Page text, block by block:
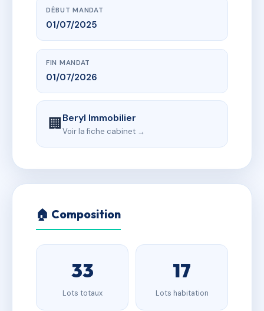
DÉBUT MANDAT
01/07/2025
FIN MANDAT
01/07/2026
🏢Beryl Immobilier
Voir la fiche cabinet →
🏠 Composition
33
Lots totaux
17
Lots habitation